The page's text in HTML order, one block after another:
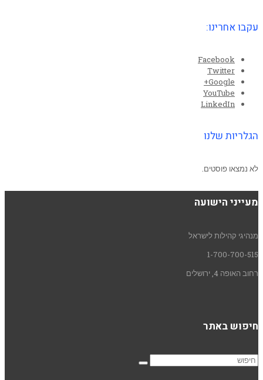
עקבו אחרינו:
Facebook
Twitter
Google+
YouTube
LinkedIn
הגלריות שלנו
לא נמצאו פוסטים.
מעייני הישועה
מנהיגי קהילות לישראל
1-700-700-515
רחוב האופה 4, ירושלים
חיפוש באתר